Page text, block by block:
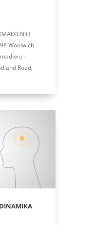
Woolwich
-
Road,